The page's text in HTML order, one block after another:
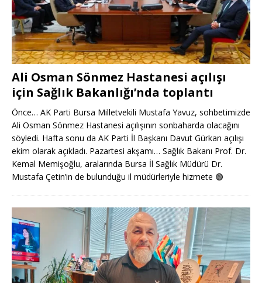
Ali Osman Sönmez Hastanesi açılışı
için Sağlık Bakanlığı’nda toplantı
Önce… AK Parti Bursa Milletvekili Mustafa Yavuz, sohbetimizde
Ali Osman Sönmez Hastanesi açılışının sonbaharda olacağını
söyledi. Hafta sonu da AK Parti İl Başkanı Davut Gürkan açılışı
ekim olarak açıkladı. Pazartesi akşamı… Sağlık Bakanı Prof. Dr.
Kemal Memişoğlu, aralarında Bursa İl Sağlık Müdürü Dr.
Mustafa Çetin’in de bulunduğu il müdürleriyle hizmete 🟢